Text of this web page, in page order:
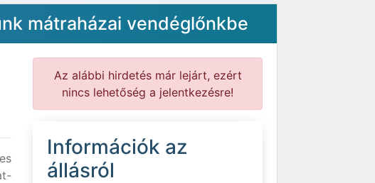
mátraházai vendéglőnkbe
Az alábbi hirdetés már lejárt, ezért
nincs lehetőség a jelentkezésre!
Információk az
állásról